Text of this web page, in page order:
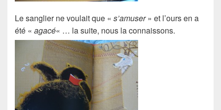
Lesanglierne voulait que « s’amuser» et l’ours en a
été « agacé« … la suite, nous la connaissons.